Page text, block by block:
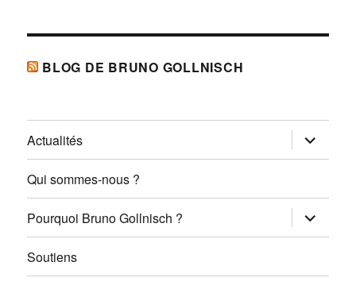
BLOG DE BRUNO GOLLNISCH
Actualités ouvrir
le
sous-
Qui sommes-nous ?
Pourquoi Bruno Gollnisch ? ouvrir
le
sous-
Soutiens